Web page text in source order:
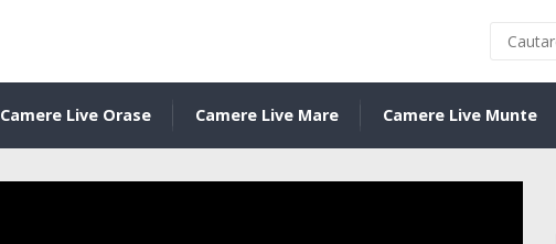
Camere Live Orase Camere Live Mare Camere Live Munte